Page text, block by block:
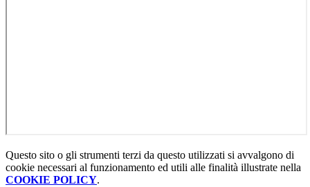
Questo sito o gli strumenti terzi da questo utilizzati si avvalgono di
cookie necessari al funzionamento ed utili alle finalità illustrate nella
COOKIE POLICY.